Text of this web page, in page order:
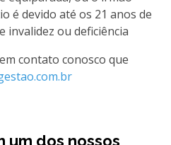
é devido até os 21 anos de
invalidez ou deficiência
contato conosco que
um dos nossos